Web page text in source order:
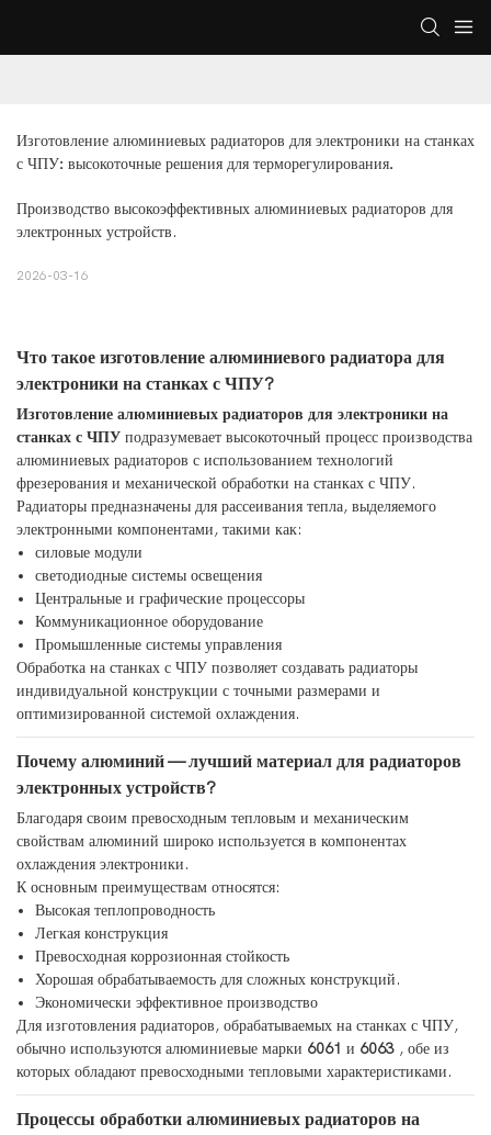
Изготовление алюминиевых радиаторов для электроники на станках
с ЧПУ: высокоточные решения для терморегулирования.
Производство высокоэффективных алюминиевых радиаторов для
электронных устройств.
2026-03-16
Что такое изготовление алюминиевого радиатора для
электроники на станках с ЧПУ?
Изготовление алюминиевых радиаторов для электроники на
станках с ЧПУ подразумевает высокоточный процесс производства
алюминиевых радиаторов с использованием технологий
фрезерования и механической обработки на станках с ЧПУ.
Радиаторы предназначены для рассеивания тепла, выделяемого
электронными компонентами, такими как:
силовые модули
светодиодные системы освещения
Центральные и графические процессоры
Коммуникационное оборудование
Промышленные системы управления
Обработка на станках с ЧПУ позволяет создавать радиаторы
индивидуальной конструкции с точными размерами и
оптимизированной системой охлаждения.
Почему алюминий — лучший материал для радиаторов
электронных устройств?
Благодаря своим превосходным тепловым и механическим
свойствам алюминий широко используется в компонентах
охлаждения электроники.
К основным преимуществам относятся:
Высокая теплопроводность
Легкая конструкция
Превосходная коррозионная стойкость
Хорошая обрабатываемость для сложных конструкций.
Экономически эффективное производство
Для изготовления радиаторов, обрабатываемых на станках с ЧПУ,
обычно используются алюминиевые марки 6061 и 6063 , обе из
которых обладают превосходными тепловыми характеристиками.
Процессы обработки алюминиевых радиаторов на